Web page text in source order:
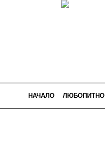
НАЧАЛО ЛЮБОПИТНО